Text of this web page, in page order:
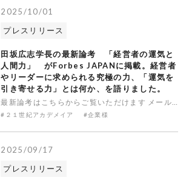
2025/10/01
プレスリリース
田坂広志学長の最新論考 「経営者の運気と
人間力」 がForbes JAPANに掲載。経営者
やリーダーに求められる究極の力、「運気を
引き寄せる力」とは何か、を語りました。
最新論考はこちらからご覧いただけます メールはこちらへ全文はこちら（PDF） 学校法人 ２１世紀アカデメイア 公式ＨＰ メールはこちらへ 問い合わせはこちらのフォームから
#２１世紀アカデメイア #企業様
2025/09/17
プレスリリース